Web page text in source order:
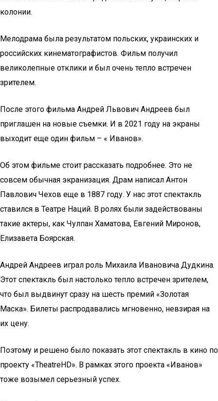
колонии.
Мелодрама была результатом польских, украинских и
российских кинематографистов. Фильм получил
великолепные отклики и был очень тепло встречен
зрителем.
После этого фильма Андрей Львович Андреев был
приглашен на новые съемки. И в 2021 году на экраны
выходит еще один фильм – « Иванов».
Об этом фильме стоит рассказать подробнее. Это не
совсем обычная экранизация. Драм написал Антон
Павлович Чехов еще в 1887 году. У нас этот спектакль
ставился в Театре Наций. В ролях были задействованы
такие актеры, как Чулпан Хаматова, Евгений Миронов,
Елизавета Боярская.
Андрей Андреев играл роль Михаила Ивановича Дудкина.
Этот спектакль был настолько тепло встречен зрителем,
что был выдвинут сразу на шесть премий «Золотая
Маска». Билеты распродавались мгновенно, невзирая на
их цену.
Поэтому и решено было показать этот спектакль в кино по
проекту «TheatreHD». В рамках этого проекта «Иванов»
тоже возымел серьезный успех.